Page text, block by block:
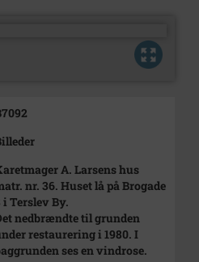
A. Larsens hus
nr. 36. Huset lå på Brogade
i Terslev By.
nedbrændte til grunden
restaurering i 1980. I
ses en vindrose.